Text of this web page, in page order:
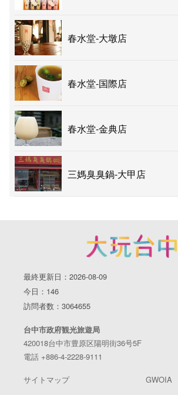
春水堂-大墩店
春水堂-国際店
春水堂-金典店
三媽臭臭鍋-大甲店
最終更新日：2026-08-09
今日：146
訪問者数：3064655
台中市政府観光旅遊局
420018台中市豊原区陽明街36号5F
電話 +886-4-2228-9111
サイトマップ GWOIA